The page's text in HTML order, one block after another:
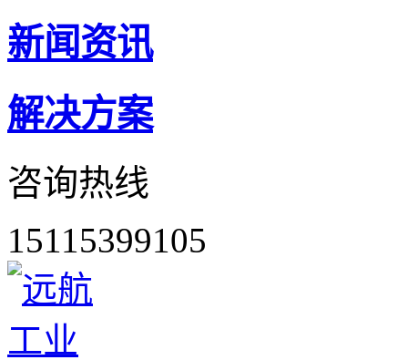
新闻资讯
解决方案
咨询热线
15115399105